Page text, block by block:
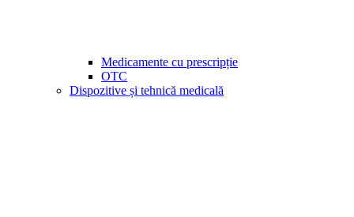
Medicamente cu prescripție
OTC
Dispozitive și tehnică medicală